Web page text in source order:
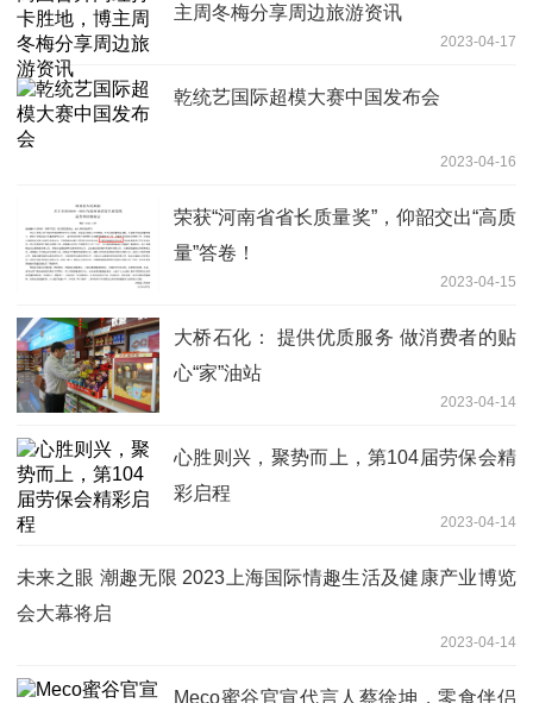
主周冬梅分享周边旅游资讯
2023-04-17
乾统艺国际超模大赛中国发布会
2023-04-16
荣获“河南省省长质量奖”，仰韶交出“高质
量”答卷！
2023-04-15
大桥石化： 提供优质服务 做消费者的贴
心“家”油站
2023-04-14
心胜则兴，聚势而上，第104届劳保会精
彩启程
2023-04-14
未来之眼 潮趣无限 2023上海国际情趣生活及健康产业博览
会大幕将启
2023-04-14
Meco蜜谷官宣代言人蔡徐坤，零食伴侣